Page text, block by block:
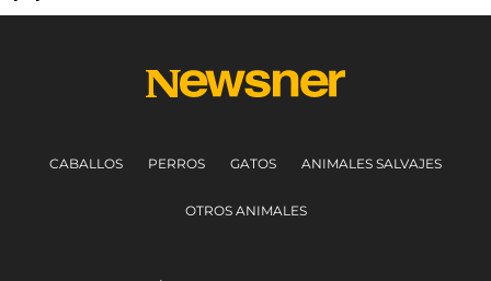
CABALLOS PERROS GATOS ANIMALES SALVAJES
OTROS ANIMALES